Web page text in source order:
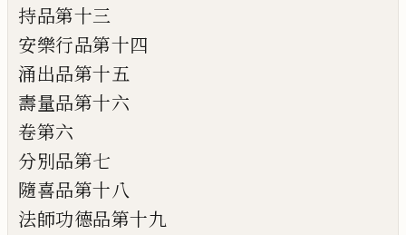
持品第十三
安樂行品第十四
涌出品第十五
壽量品第十六
卷第六
分別品第七
隨喜品第十八
法師功德品第十九